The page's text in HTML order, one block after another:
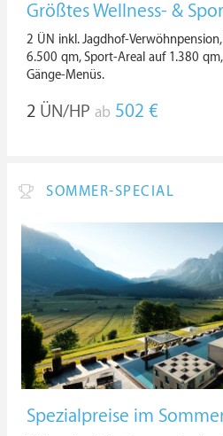
Größtes Wellness- &
2 ÜN inkl. Jagdhof-
6.500 qm, Sport-Areal auf 1.380
Gänge-Menüs.
2 ÜN/HP ab 502 €
SOMMER-SPECIAL
Spezialpreise im